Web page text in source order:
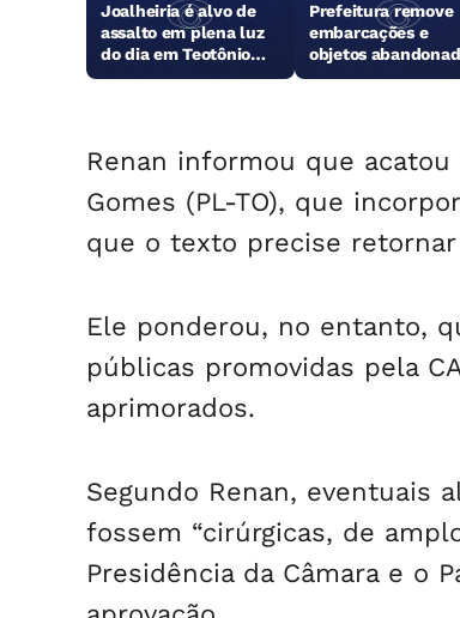
Joalheiria é alvo de
assalto em plena luz
do dia em Teotônio
Vilela
Prefeitura remove
embarcações e
objetos
na orla da
Renan informou que
Gomes (PL-TO), que
que o texto precise retornar
Ele ponderou, no entanto,
públicas promovidas pela
aprimorados.
Segundo Renan, eventuais
fossem “cirúrgicas, de
Presidência da Câmara e o